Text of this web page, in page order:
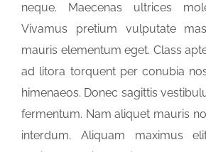
neque. Maecenas ultrices
Vivamus pretium vulputate
mauris elementum eget. Class
ad litora torquent per conubia
himenaeos. Donec sagittis
fermentum. Nam aliquet mauris
interdum. Aliquam maximus